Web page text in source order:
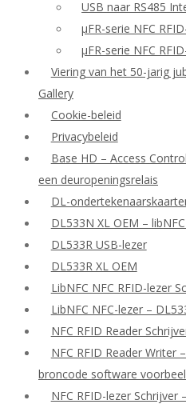
USB naar RS485
μFR-serie NFC
μFR-serie NFC
Viering van het 50-jarig
Gallery
Cookie-beleid
Privacybeleid
Base HD – Access
een deuropeningsrelais
DL-
DL533N XL OEM –
DL533R USB-lezer
DL533R XL OEM
LibNFC NFC RFID-lezer
LibNFC NFC-lezer –
NFC RFID Reader
NFC RFID Reader Writer
broncode software
NFC RFID-lezer Schrijver